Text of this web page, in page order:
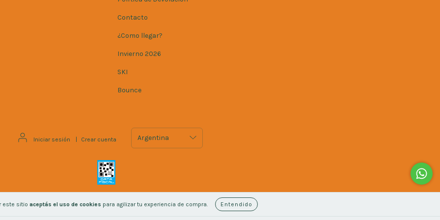
este sitio aceptás el uso de cookies para agilizar tu experiencia de compra. Entendido
Contacto
¿Como llegar?
Invierno 2026
SKI
Bounce
Iniciar sesión | Crear cuenta
Defensa de las y los consumidores. Para reclamos ingresá acá. / Botón de arrepentimiento